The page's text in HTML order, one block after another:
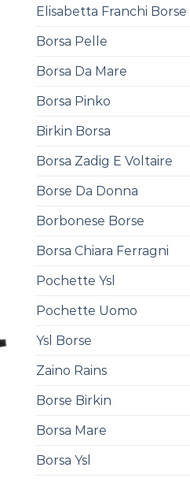
Elisabetta Franchi Borse
Borsa Pelle
Borsa Da Mare
Borsa Pinko
Birkin Borsa
Borsa Zadig E Voltaire
Borse Da Donna
Borbonese Borse
Borsa Chiara Ferragni
Pochette Ysl
Pochette Uomo
Ysl Borse
Zaino Rains
Borse Birkin
Borsa Mare
Borsa Ysl